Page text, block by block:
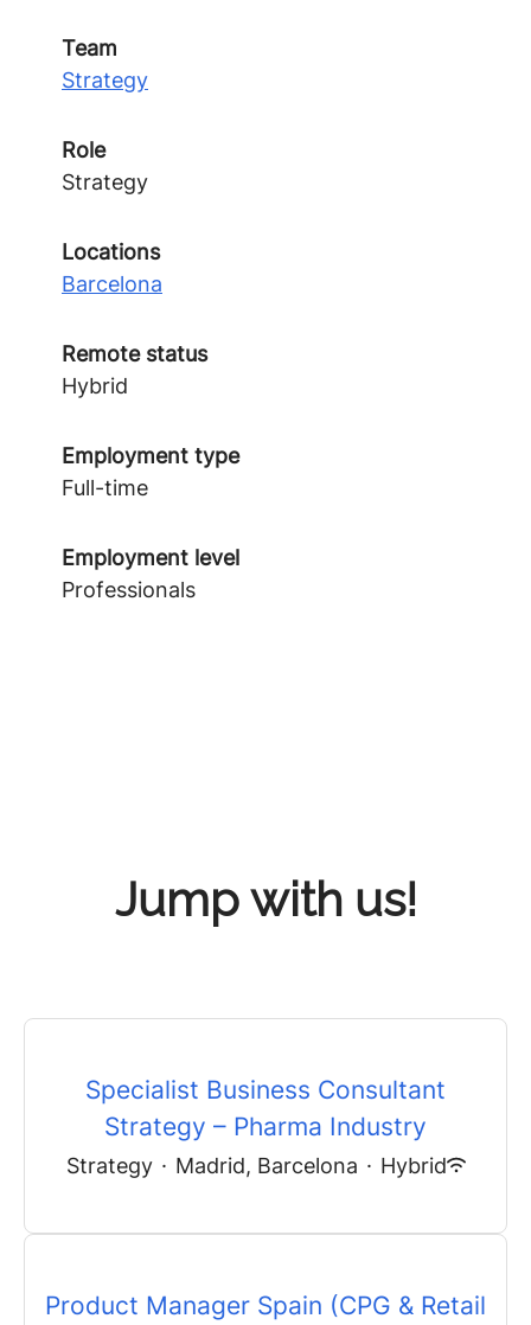
Team
Strategy
Role
Strategy
Locations
Barcelona
Remote status
Hybrid
Employment type
Full-time
Employment level
Professionals
Jump with us!
Specialist Business Consultant
Strategy – Pharma Industry
Strategy · Madrid, Barcelona · Hybrid
Product Manager Spain (CPG & Retail